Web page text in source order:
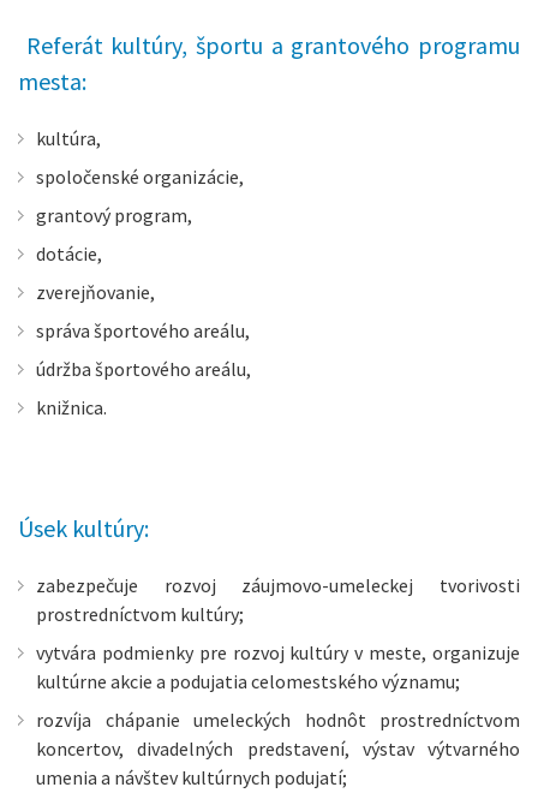
Referát kultúry, športu a grantového programu
mesta:
kultúra,
spoločenské organizácie,
grantový program,
dotácie,
zverejňovanie,
správa športového areálu,
údržba športového areálu,
knižnica.
Úsek kultúry:
zabezpečuje rozvoj záujmovo-umeleckej tvorivosti
prostredníctvom kultúry;
vytvára podmienky pre rozvoj kultúry v meste, organizuje
kultúrne akcie a podujatia celomestského významu;
rozvíja chápanie umeleckých hodnôt prostredníctvom
koncertov, divadelných predstavení, výstav výtvarného
umenia a návštev kultúrnych podujatí;